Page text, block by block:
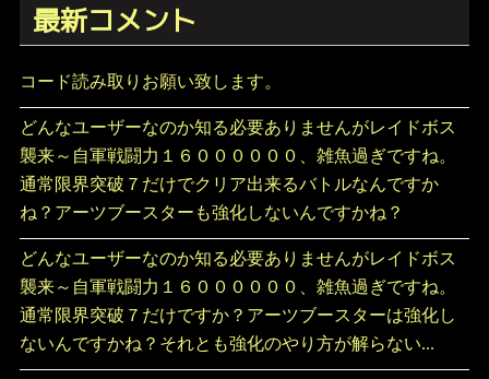
最新コメント
コード読み取りお願い致します。
どんなユーザーなのか知る必要ありませんがレイドボス
襲来～自軍戦闘力１６００００００、雑魚過ぎですね。
通常限界突破７だけでクリア出来るバトルなんですか
ね？アーツブースターも強化しないんですかね？
どんなユーザーなのか知る必要ありませんがレイドボス
襲来～自軍戦闘力１６００００００、雑魚過ぎですね。
通常限界突破７だけですか？アーツブースターは強化し
ないんですかね？それとも強化のやり方が解らない...